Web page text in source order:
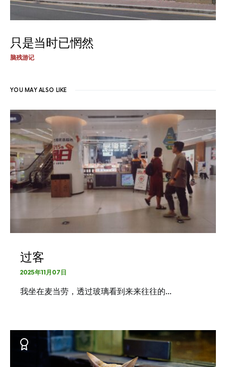
只是当时已惘然
脑残游记
YOU MAY ALSO LIKE
过客
2025年11月07日
我坐在麦当劳，透过玻璃看到来来往往的…